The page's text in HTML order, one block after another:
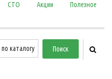
СТО Акции Полезное